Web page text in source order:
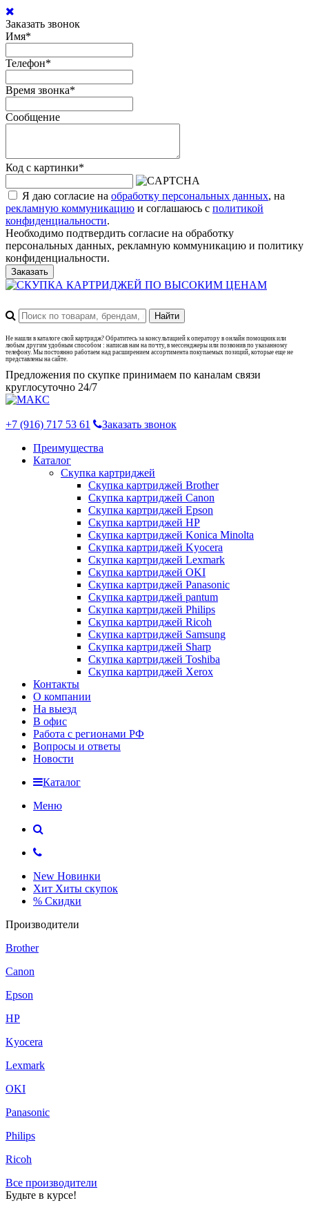
Заказать звонок
Имя*
Телефон*
Время звонка*
Сообщение
Код с картинки*
Я даю согласие на обработку персональных данных, на
рекламную коммуникацию и соглашаюсь с политикой
конфиденциальности.
Необходимо подтвердить согласие на обработку
персональных данных, рекламную коммуникацию и политику
конфиденциальности.
Заказать
Не нашли в каталоге свой картридж? Обратитесь за консультацией к оператору в онлайн помощник или
любым другим удобным способом : написав нам на почту, в мессенджеры или позвонив по указанному
телефону. Мы постоянно работаем над расширением ассортимента покупаемых позиций, которые еще не
представлены на сайте.
Предложения по скупке принимаем по каналам связи
круглосуточно 24/7
+7 (916) 717 53 61
Заказать звонок
Преимущества
Каталог
Скупка картриджей
Скупка картриджей Brother
Скупка картриджей Canon
Скупка картриджей Epson
Скупка картриджей HP
Скупка картриджей Konica Minolta
Скупка картриджей Kyocera
Скупка картриджей Lexmark
Скупка картриджей OKI
Скупка картриджей Panasonic
Скупка картриджей pantum
Скупка картриджей Philips
Скупка картриджей Ricoh
Скупка картриджей Samsung
Скупка картриджей Sharp
Скупка картриджей Toshiba
Скупка картриджей Xerox
Контакты
О компании
На выезд
В офис
Работа с регионами РФ
Вопросы и ответы
Новости
Каталог
Меню
New Новинки
Хит Хиты скупок
% Скидки
Производители
Brother
Canon
Epson
HP
Kyocera
Lexmark
OKI
Panasonic
Philips
Ricoh
Все производители
Будьте в курсе!